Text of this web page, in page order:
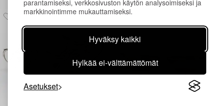
parantamiseksi, verkkosivuston käytön analysoimiseksi ja
markkinointimme mukauttamiseksi.
Hyväksy kaikki
Hylkää ei-välttämättömät
Asetukset